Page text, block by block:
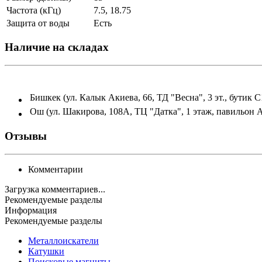
Частота (кГц)
7.5, 18.75
Защита от воды
Есть
Наличие на складах
Бишкек (ул. Калык Акиева, 66, ТД "Весна", 3 эт., бутик
Ош (ул. Шакирова, 108А, ТЦ "Датка", 1 этаж, павильон
Отзывы
Комментарии
Загрузка комментариев...
Рекомендуемые разделы
Информация
Рекомендуемые разделы
Металлоискатели
Катушки